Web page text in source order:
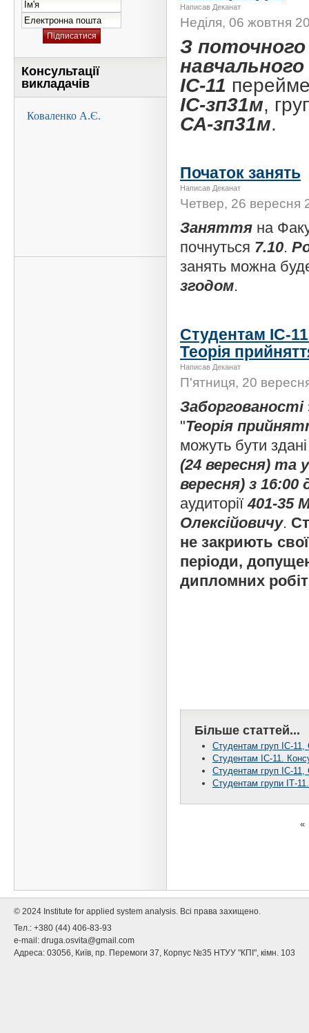
Написав Деканат
Неділя, 06 жовтня
З поточного
навчального
ІС-11
ІС-зп31м,
СА-зп31м.
Початок занять
Написав Деканат
Четвер, 26 вересня
Заняття на
почнуться 7.10.
занять можна
згодом.
Студентам ІС-
Теорія
Написав Деканат
П'ятниця, 20
Заборгованості
"Теорія
можуть бути
(24 вересня) та
вересня) з 16:00
аудиторії401-35
Олексійовичу.
не закриють
періоди,
дипломних
Більше статтей...
Студентам груп ІС-11,
Студентам ІС-11.
Студентам груп ІС-
Студентам групи ІТ-
«
Консультації
викладачів
© 2024 Institute for applied system analysis. Всі права захищено.
Тел.: +380 (44) 406-83-93
e-mail: druga.osvita@gmail.com
Адреса: 03056, Київ, пр. Перемоги 37, Корпус №35 НТУУ "КПІ", кімн. 103